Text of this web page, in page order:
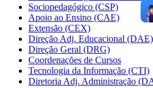
Sociopedagógico (CSP)
Apoio ao Ensino (CAE)
Extensão (CEX)
Direção Adj. Educacional (DAE)
Direção Geral (DRG)
Coordenações de Cursos
Tecnologia da Informação (CTI)
Diretoria Adj. Administração